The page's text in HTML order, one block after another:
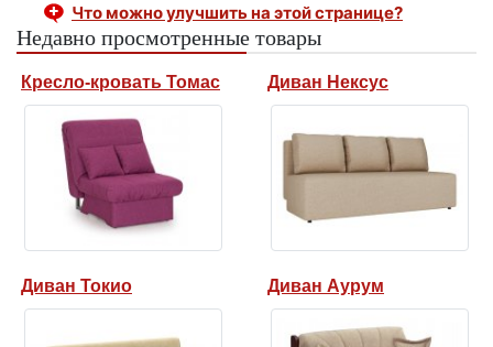
Что можно улучшить на этой странице?
Недавно просмотренные товары
Кресло-кровать Томас Диван Нексус
Диван Токио Диван Аурум